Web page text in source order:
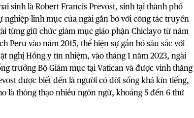
sinh là Robert Francis Prevost, sinh tại thành phố
nghiệp linh mục của ngài gắn bó với công tác truyền
từng giữ chức giám mục giáo phận Chiclayo từ năm
Peru vào năm 2015, thể hiện sự gắn bó sâu sắc với
nghị Hồng y tín nhiệm, vào tháng 1 năm 2023, ngài
trưởng Bộ Giám mục tại Vatican và được vinh thăng
được biết đến là người có đời sống khá kín tiếng,
là thông thạo nhiều ngôn ngữ, khoảng 5 đến 6 thứ